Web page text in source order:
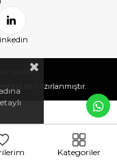
saklıdır.
ile hazırlanmıştır.
Kategoriler